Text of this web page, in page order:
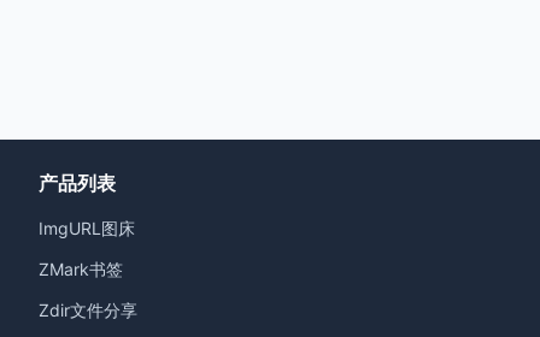
产品列表
ImgURL图床
ZMark书签
Zdir文件分享